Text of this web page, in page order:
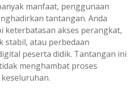
manfaat, penggunaan
tantangan. Anda
keterbatasan akses perangkat,
stabil, atau perbedaan
peserta didik. Tantangan ini
menghambat proses